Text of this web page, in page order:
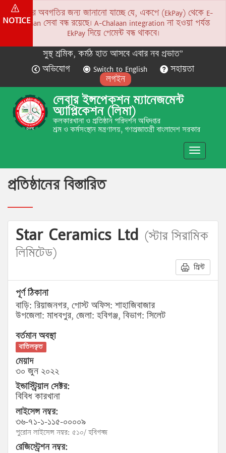
NOTICE
সকলের অবগতির জন্য জানানো যাচ্ছে যে, একপে (EkPay) থেকে E-
Chalaan সেবা বন্ধ রয়েছে। A-Chalaan integration না হওয়া পর্যন্ত
EkPay দিয়ে পেমেন্ট বন্ধ থাকবে।
সুস্থ শ্রমিক, কর্মঠ হাত আসবে এবার নব প্রভাত”
অভিযোগ
Switch to English
সহায়তা
লগইন
লেবার ইন্সপেকশন ম্যানেজমেন্ট
অ্যাপ্লিকেশন (লিমা)
কলকারখানা ও প্রতিষ্ঠান পরিদর্শন অধিদপ্তর
শ্রম ও কর্মসংস্থান মন্ত্রণালয়, গণপ্রজাতন্ত্রী বাংলাদেশ সরকার
Toggle
প্রতিষ্ঠানের বিস্তারিত
Star Ceramics Ltd (স্টার সিরামিক
লিমিটেড)
প্রিন্ট
পূর্ণ ঠিকানা
বাড়ি: রিয়াজনগর, পোস্ট অফিস: শাহাজিবাজার
উপজেলা: মাধবপুর, জেলা: হবিগঞ্জ, বিভাগ: সিলেট
বর্তমান অবস্থা
বাতিলকৃত
মেয়াদ
৩০ জুন ২০২২
ইন্ডাস্ট্রিয়াল সেক্টর:
বিবিধ কারখানা
লাইসেন্স নম্বর:
৩৬-৭১-১-১১৫-০০০০৯
পুরোন লাইসেন্স নম্বর: ৫১০/ হবিগন্জ
রেজিস্ট্রেশন নম্বর: